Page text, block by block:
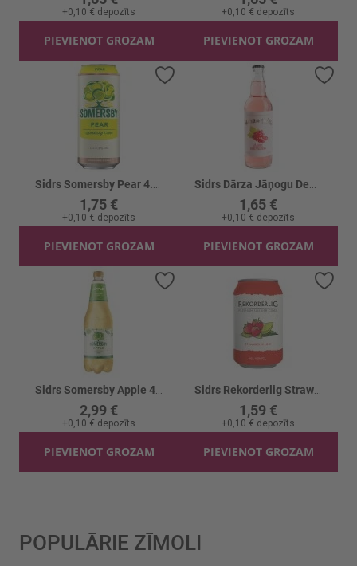
+0,10 € depozīts
PIEVIENOT GROZAM
+0,10 € depozīts
PIEVIENOT GROZAM
1,75 €
+0,10 € depozīts
PIEVIENOT GROZAM
Pievienot vēlmju sarakstam
1,65 €
+0,10 € depozīts
PIEVIENOT GROZAM
2,99 €
+0,10 € depozīts
PIEVIENOT GROZAM
Pievienot vēlmju sarakstam
1,59 €
+0,10 € depozīts
PIEVIENOT GROZAM
POPULĀRIE ZĪMOLI